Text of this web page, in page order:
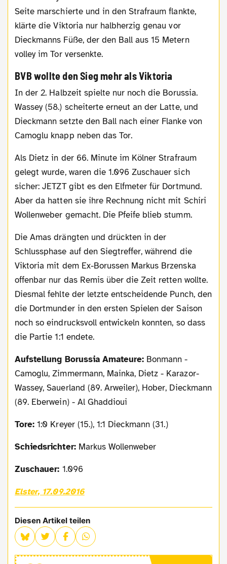
Seite marschierte und in den Strafraum flankte,
klärte die Viktoria nur halbherzig genau vor
Dieckmanns Füße, der den Ball aus 15 Metern
volley im Tor versenkte.
BVB wollte den Sieg mehr als Viktoria
In der 2. Halbzeit spielte nur noch die Borussia.
Wassey (58.) scheiterte erneut an der Latte, und
Dieckmann setzte den Ball nach einer Flanke von
Camoglu knapp neben das Tor.
Als Dietz in der 66. Minute im Kölner Strafraum
gelegt wurde, waren die 1.096 Zuschauer sich
sicher: JETZT gibt es den Elfmeter für Dortmund.
Aber da hatten sie ihre Rechnung nicht mit Schiri
Wollenweber gemacht. Die Pfeife blieb stumm.
Die Amas drängten und drückten in der
Schlussphase auf den Siegtreffer, während die
Viktoria mit dem Ex-Borussen Markus Brzenska
offenbar nur das Remis über die Zeit retten wollte.
Diesmal fehlte der letzte entscheidende Punch, den
die Dortmunder in den ersten Spielen der Saison
noch so eindrucksvoll entwickeln konnten, so dass
die Partie 1:1 endete.
Aufstellung Borussia Amateure: Bonmann -
Camoglu, Zimmermann, Mainka, Dietz - Karazor-
Wassey, Sauerland (89. Arweiler), Hober, Dieckmann
(89. Eberwein) - Al Ghaddioui
Tore: 1:0 Kreyer (15.), 1:1 Dieckmann (31.)
Schiedsrichter:Markus Wollenweber
Zuschauer: 1.096
Elster, 17.09.2016
Diesen Artikel teilen